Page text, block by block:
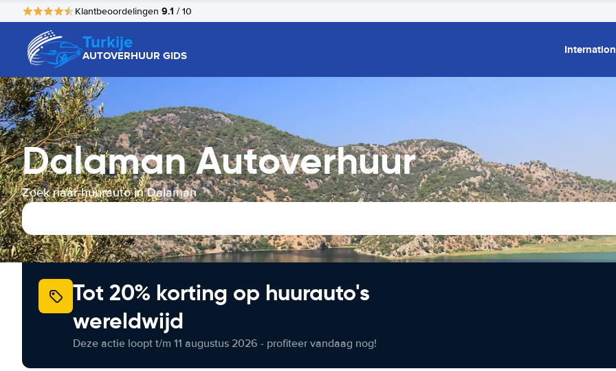
Klantbeoordelingen 9.1 / 10
Turkije
AUTOVERHUUR GIDS
Dalaman Autoverhuur
Zoek naar huurauto in Dalaman
Tot 20% korting op huurauto's
wereldwijd
Deze actie loopt t/m 11 augustus 2026 - profiteer vandaag nog!